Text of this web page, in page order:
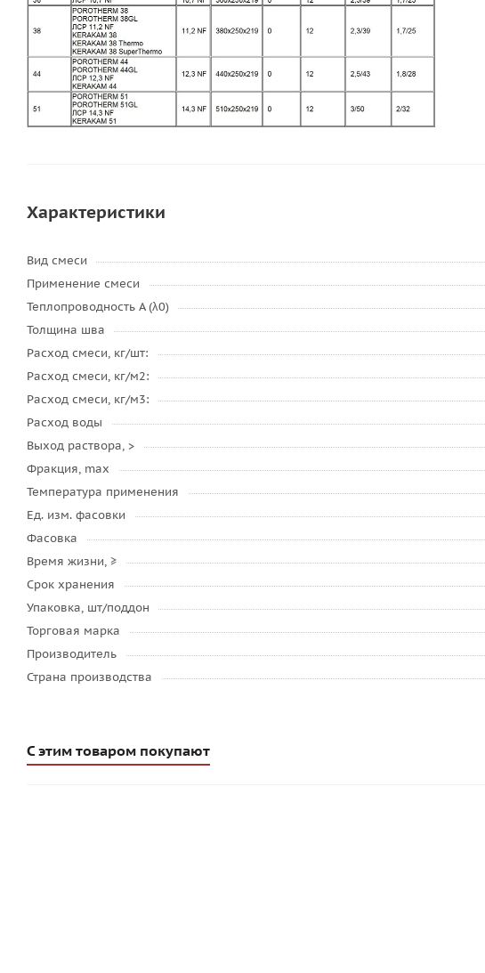
Характеристики
Вид смеси
Применение смеси
Теплопроводность А (λ0)
Толщина шва
Расход смеси, кг/шт:
Расход смеси, кг/м2:
Расход смеси, кг/м3:
Расход воды
Выход раствора, >
Фракция, max
Температура применения
Ед. изм. фасовки
Фасовка
Время жизни, ≥
Срок хранения
Упаковка, шт/поддон
Торговая марка
Производитель
Страна производства
С этим товаром покупают